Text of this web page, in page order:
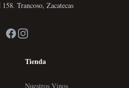
Trancoso, Zacatecas
FacebookInstagram
Tienda
Nuestros Vinos